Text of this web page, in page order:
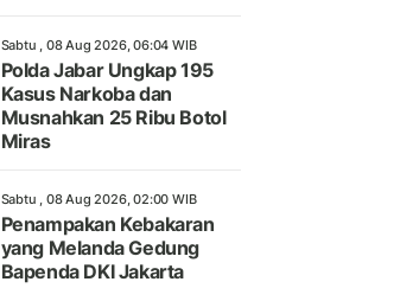
Sabtu , 08 Aug 2026, 06:04 WIB
Polda Jabar Ungkap 195
Kasus Narkoba dan
Musnahkan 25 Ribu Botol
Miras
Sabtu , 08 Aug 2026, 02:00 WIB
Penampakan Kebakaran
yang Melanda Gedung
Bapenda DKI Jakarta